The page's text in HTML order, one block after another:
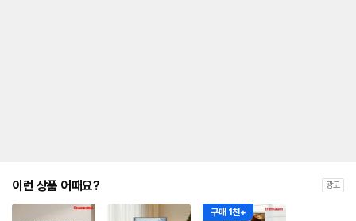
이런 상품 어때요? 광고
구매 1천+